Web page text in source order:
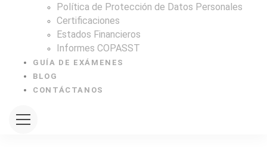
Política de Protección de Datos Personales
Certificaciones
Estados Financieros
Informes COPASST
GUÍA DE EXÁMENES
BLOG
CONTÁCTANOS